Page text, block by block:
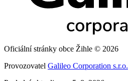
Oficiální stránky obce Žihle © 2026
Provozovatel Galileo Corporation s.r.o.